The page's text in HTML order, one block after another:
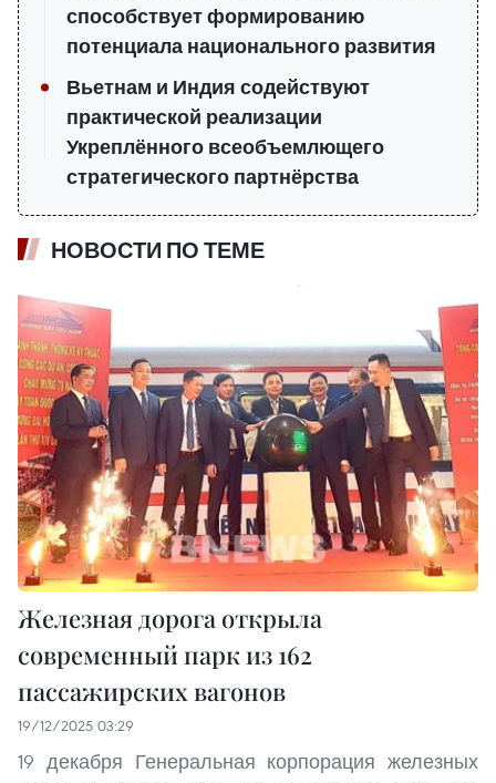
способствует формированию
потенциала национального развития
Вьетнам и Индия содействуют
практической реализации
Укреплённого всеобъемлющего
стратегического партнёрства
НОВОСТИ ПО ТЕМЕ
Железная дорога открыла
современный парк из 162
пассажирских вагонов
19/12/2025 03:29
19 декабря Генеральная корпорация железных